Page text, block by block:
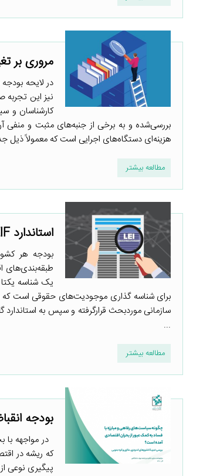
مروری بر
نیز این
کارشناسان و
بررسی‌شده و به برخی از جنبه‌های مثبت و منفی
هزینه‌ای دستگاه‌های اجرایی است که معمولاً ذیل جدول شماره ۷ ارائه
مطالعه بیشتر
استاندارد GLEIF و اهمیت شناسه‌گذاری سازمانی در بودجه
بودجه هر
طبقه‌بندی‌های
یک شناسه
برای شناسه گذاری موجودیت‌های حقوقی است که
سازمانی موردبحث قرارگرفته و سپس به
...
مطالعه بیشتر
بودجه
در مواجهه
که ریشه در
پیگیری نوعی